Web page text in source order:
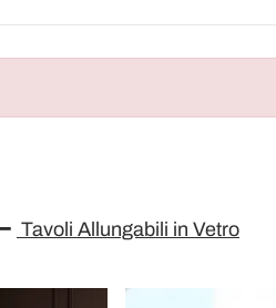
Tavoli Allungabili in Vetro